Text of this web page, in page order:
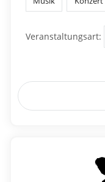
Veranstaltungsart: